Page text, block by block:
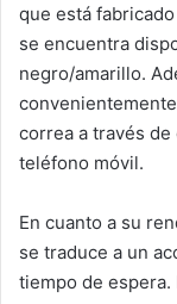
que está
se encuentra
negro/amarillo.
correa a través
teléfono móvil.
En cuanto a su
se traduce a un
tiempo de espera.